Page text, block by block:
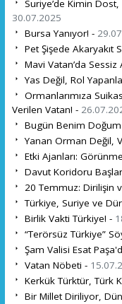
Suriye’de Kimin
30.07.2025
Bursa Yanıyor! -
Pet Şişede Akaryakıt
Mavi Vatan’da Sessiz
Yas Değil, Rol
Ormanlarımıza
Verilen Vatan! -
Bugün Benim
Yanan Orman Değil,
Etki Ajanları:
Davut Koridoru
20 Temmuz: Dirilişin
Türkiye, Suriye ve
Birlik Vakti Türkiye! -
“Terörsüz Türkiye”
Şam Valisi Esat
Vatan Nöbeti -
Kerkük Türktür, Türk
Bir Millet Diriliyor,